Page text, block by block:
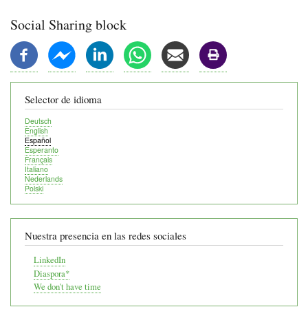
de
navegación
Social Sharing block
Selector de idioma
Deutsch
English
Español
Esperanto
Français
Italiano
Nederlands
Polski
Nuestra presencia en las redes sociales
LinkedIn
Diaspora*
We don't have time